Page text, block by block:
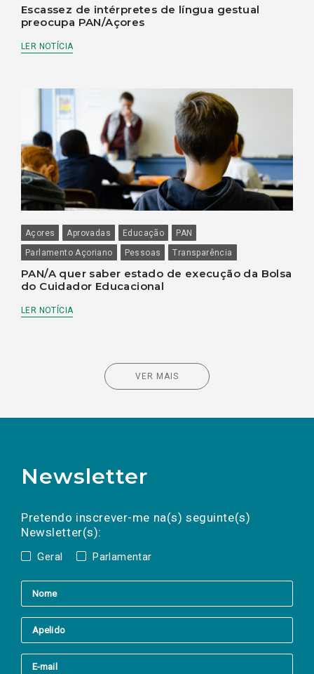
Escassez de intérpretes de língua gestual
preocupa PAN/Açores
LER NOTÍCIA
Açores Aprovadas Educação
PAN
Parlamento Açoriano
Pessoas Transparência
PAN/A quer saber estado de execução da Bolsa
do Cuidador Educacional
LER NOTÍCIA
VER MAIS
Newsletter
Pretendo inscrever-me na(s) seguinte(s)
Newsletter(s):
Geral Parlamentar
a(s) newsletter(s).
mail